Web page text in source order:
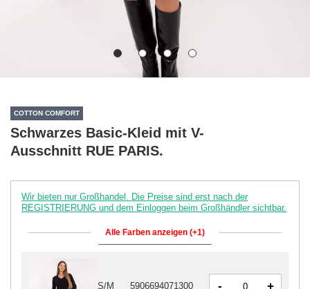
COTTON COMFORT
Schwarzes Basic-Kleid mit V-
Ausschnitt RUE PARIS.
Wir bieten nur Großhandel. Die Preise sind erst nach der
REGISTRIERUNG und dem Einloggen beim Großhändler sichtbar.
Alle Farben anzeigen (+1)
S/M 5906694071300 -